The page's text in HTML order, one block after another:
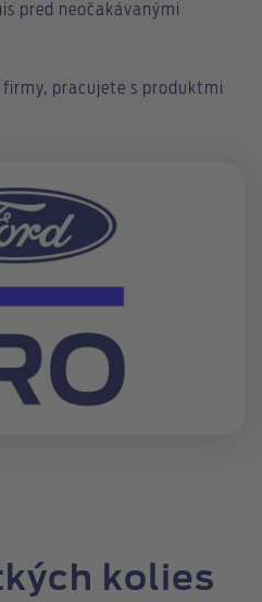
pred neočakávanými
pracujete s produktmi
kolies